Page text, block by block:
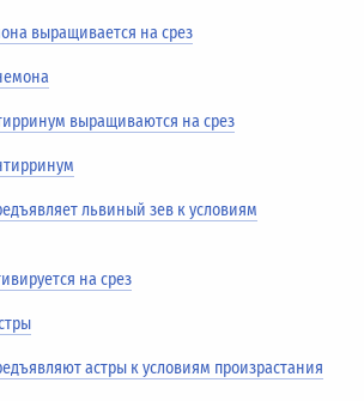
выращивается на срез
выращиваются на срез
львиный зев к условиям
на срез
астры к условиям произрастания